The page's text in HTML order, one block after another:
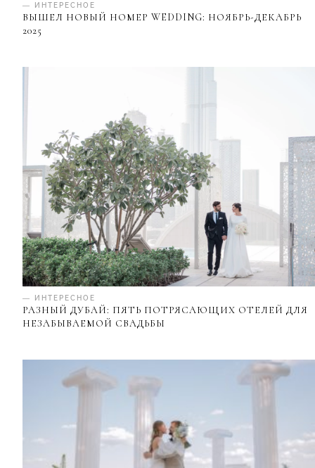
— ИНТЕРЕСНОЕ
ВЫШЕЛ НОВЫЙ НОМЕР WEDDING: НОЯБРЬ-ДЕКАБРЬ
2025
— ИНТЕРЕСНОЕ
РАЗНЫЙ ДУБАЙ: ПЯТЬ ПОТРЯСАЮЩИХ ОТЕЛЕЙ ДЛЯ
НЕЗАБЫВАЕМОЙ СВАДЬБЫ